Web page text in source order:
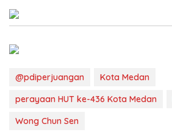
@pdiperjuangan
Kota Medan
perayaan HUT ke-436 Kota Medan
Wong Chun Sen